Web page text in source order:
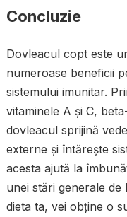
Concluzie
Dovleacul copt este
numeroase beneficii
sistemului imunitar.
vitaminele A și C,
dovleacul sprijină
externe și întărește
acesta ajută la
unei stări generale
dieta ta, vei obține o